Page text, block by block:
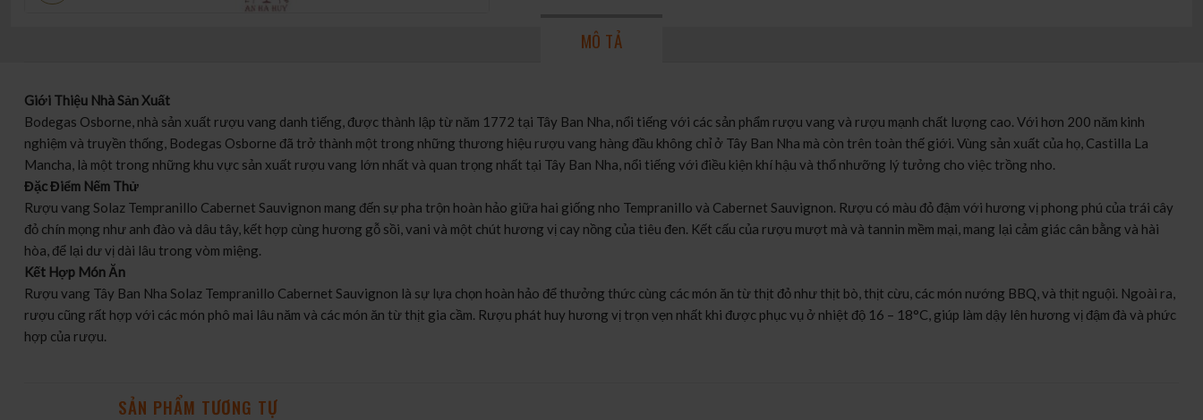
MÔ TẢ
Giới Thiệu Nhà Sản Xuất
Bodegas Osborne, nhà sản xuất rượu vang danh tiếng, được thành lập từ năm 1772 tại Tây Ban Nha, nổi tiếng với các sản phẩm rượu vang và rượu mạnh chất lượng cao. Với hơn 200 năm kinh
nghiệm và truyền thống, Bodegas Osborne đã trở thành một trong những thương hiệu rượu vang hàng đầu không chỉ ở Tây Ban Nha mà còn trên toàn thế giới. Vùng sản xuất của họ, Castilla La
Mancha, là một trong những khu vực sản xuất rượu vang lớn nhất và quan trọng nhất tại Tây Ban Nha, nổi tiếng với điều kiện khí hậu và thổ nhưỡng lý tưởng cho việc trồng nho.
Đặc Điểm Nếm Thử
Rượu vang Solaz Tempranillo Cabernet Sauvignon mang đến sự pha trộn hoàn hảo giữa hai giống nho Tempranillo và Cabernet Sauvignon. Rượu có màu đỏ đậm với hương vị phong phú của trái cây
đỏ chín mọng như anh đào và dâu tây, kết hợp cùng hương gỗ sồi, vani và một chút hương vị cay nồng của tiêu đen. Kết cấu của rượu mượt mà và tannin mềm mại, mang lại cảm giác cân bằng và hài
hòa, để lại dư vị dài lâu trong vòm miệng.
Kết Hợp Món Ăn
Rượu vang Tây Ban Nha Solaz Tempranillo Cabernet Sauvignon là sự lựa chọn hoàn hảo để thưởng thức cùng các món ăn từ thịt đỏ như thịt bò, thịt cừu, các món nướng BBQ, và thịt nguội. Ngoài ra,
rượu cũng rất hợp với các món phô mai lâu năm và các món ăn từ thịt gia cầm. Rượu phát huy hương vị trọn vẹn nhất khi được phục vụ ở nhiệt độ 16 – 18°C, giúp làm dậy lên hương vị đậm đà và phức
hợp của rượu.
SẢN PHẨM TƯƠNG TỰ